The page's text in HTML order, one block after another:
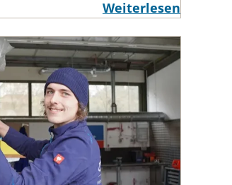
Weiterlesen